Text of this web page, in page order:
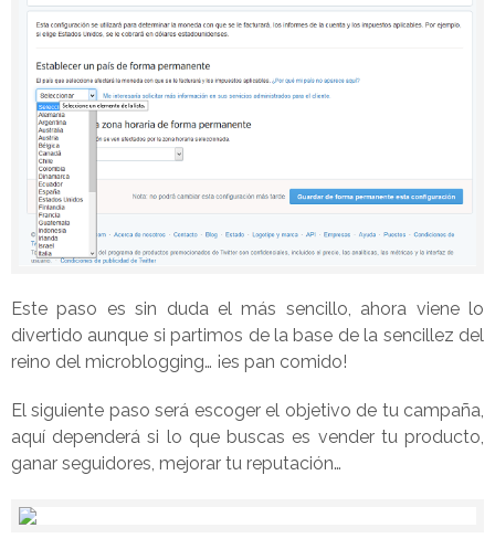
Este paso es sin duda el más sencillo, ahora viene lo
divertido aunque si partimos de la base de la sencillez del
reino del microblogging… ¡es pan comido!
El siguiente paso será escoger el objetivo de tu campaña,
aquí dependerá si lo que buscas es vender tu producto,
ganar seguidores, mejorar tu reputación…